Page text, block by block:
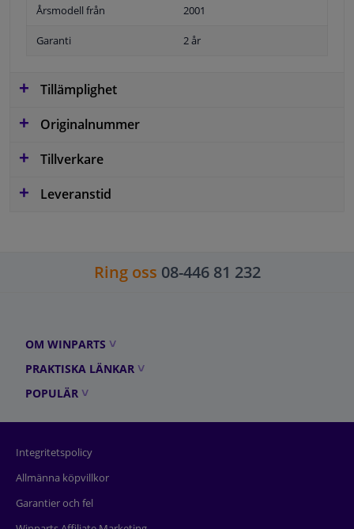
Årsmodell från 2001
Garanti 2 år
Tillämplighet
Originalnummer
Tillverkare
Leveranstid
Ring oss 08-446 81 232
OM WINPARTS
PRAKTISKA LÄNKAR
POPULÄR
Integritetspolicy
Allmänna köpvillkor
Garantier och fel